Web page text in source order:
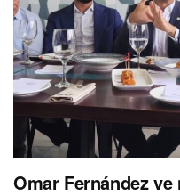
Omar Fernández